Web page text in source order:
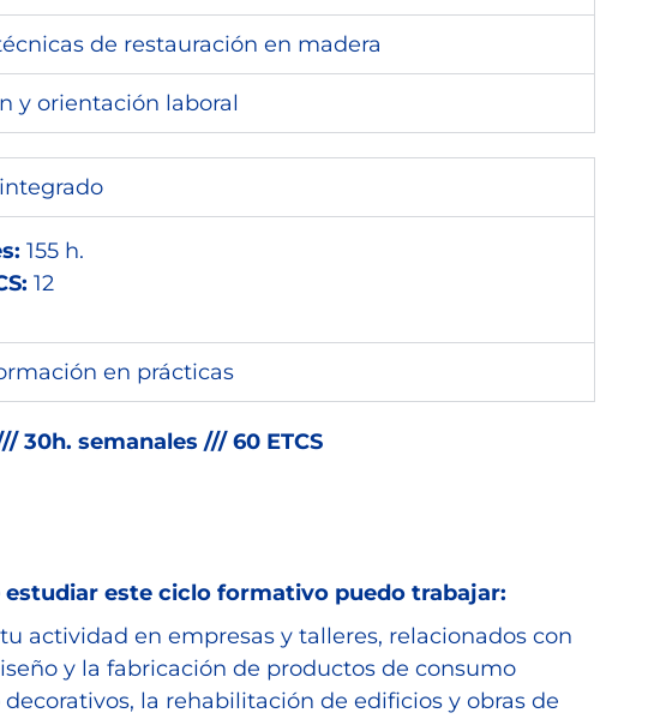
de restauración en madera
y orientación laboral
155 h.
12
en prácticas
30h. semanales /// 60 ETCS
este ciclo formativo puedo trabajar:
actividad en empresas y talleres, relacionados con
y la fabricación de productos de consumo
la rehabilitación de edificios y obras de